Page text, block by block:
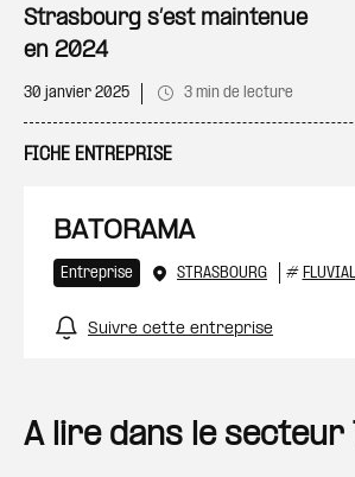
Strasbourg s’est maintenue
en 2024
30 janvier 2025 3 min de lecture
FICHE ENTREPRISE
BATORAMA
Entreprise STRASBOURG # FLUVIAL
Suivre cette entreprise
A lire dans le secteur